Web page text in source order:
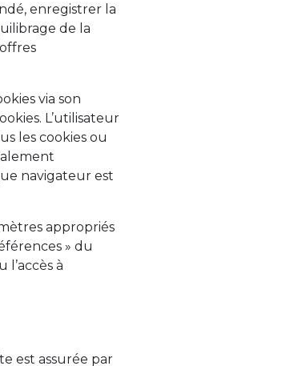
enregistrer la
de la
via son
L’utilisateur
les cookies ou
navigateur est
appropriés
» du
à
est assurée par